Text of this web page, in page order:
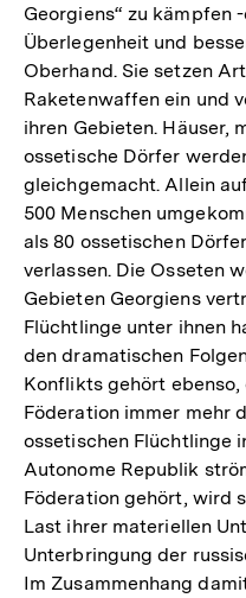
Georgiens“ zu kämpfen
Überlegenheit und
Oberhand. Sie setzen
Raketenwaffen ein und
ihren Gebieten. Häuser,
ossetische Dörfer
gleichgemacht. Allein
500 Menschen
als 80 ossetischen
verlassen. Die Osseten
Gebieten Georgiens
Flüchtlinge unter ihnen
den dramatischen
Konflikts gehört ebenso,
Föderation immer mehr
ossetischen Flüchtlinge
Autonome Republik
Föderation gehört, wird
Last ihrer materiellen
Unterbringung der
Im Zusammenhang